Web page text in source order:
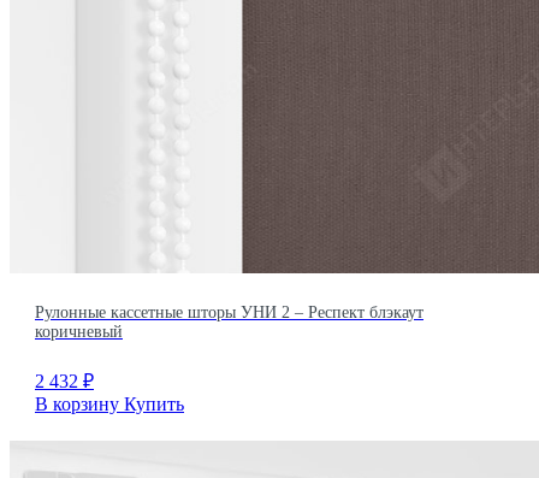
Рулонные кассетные шторы УНИ 2 – Респект блэкаут
коричневый
2 432 ₽
В корзину Купить